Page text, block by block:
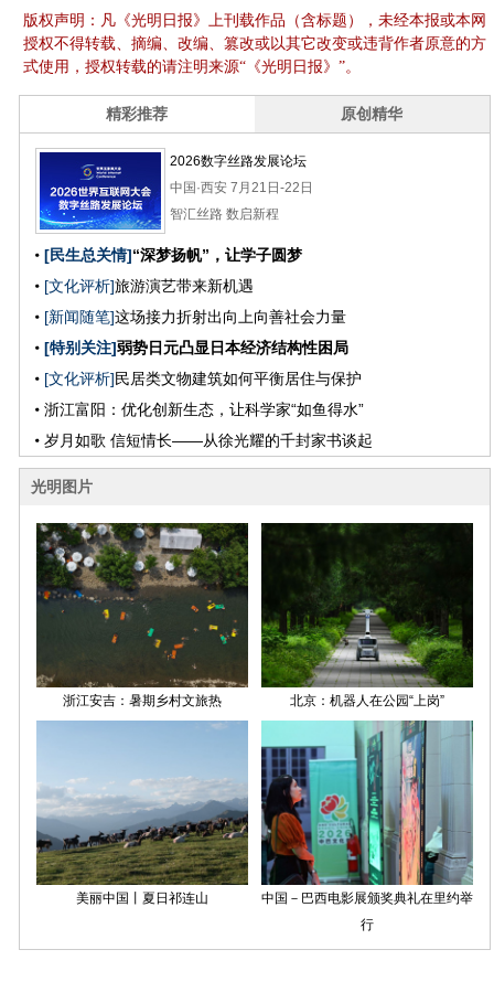
版权声明：凡《光明日报》上刊载作品（含标题），未经本报或本网
授权不得转载、摘编、改编、篡改或以其它改变或违背作者原意的方
式使用，授权转载的请注明来源“《光明日报》”。